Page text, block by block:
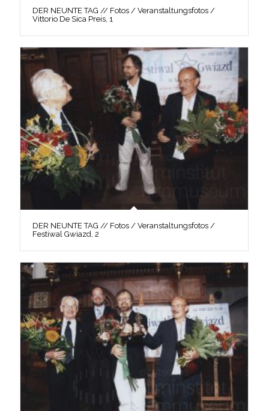
DER NEUNTE TAG // Fotos / Veranstaltungsfotos /
Vittorio De Sica Preis, 1
DER NEUNTE TAG // Fotos / Veranstaltungsfotos /
Festiwal Gwiazd, 2